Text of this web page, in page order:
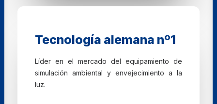
Tecnología alemana nº1
Líder en el mercado del equipamiento de
simulación ambiental y envejecimiento a la
luz.